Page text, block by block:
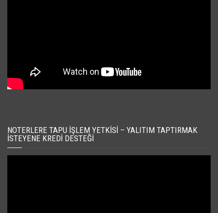
NOTERLERE TAPU İŞLEM YETKISI – YALITIM TAPTIRMAK
İSTEYENE KREDI DESTEĞI